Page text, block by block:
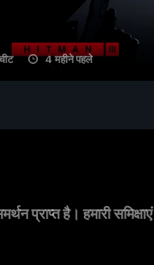
4 महीने पहले
प्राप्त है। हमारी समिक्षाएं